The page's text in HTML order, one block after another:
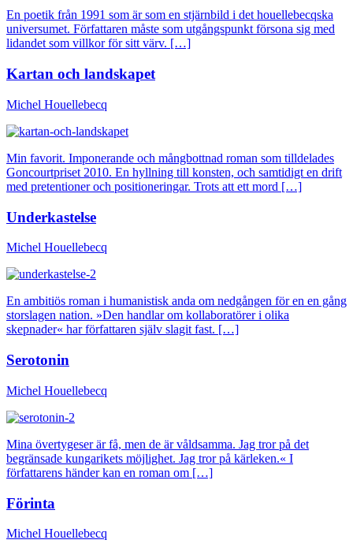
En poetik från 1991 som är som en stjärnbild i det houellebecqska
universumet. Författaren måste som utgångspunkt försona sig med
lidandet som villkor för sitt värv. […]
Kartan och landskapet
Michel Houellebecq
Min favorit. Imponerande och mångbottnad roman som tilldelades
Goncourtpriset 2010. En hyllning till konsten, och samtidigt en drift
med pretentioner och positioneringar. Trots att ett mord […]
Underkastelse
Michel Houellebecq
En ambitiös roman i humanistisk anda om nedgången för en en gång
storslagen nation. »Den handlar om kollaboratörer i olika
skepnader« har författaren själv slagit fast. […]
Serotonin
Michel Houellebecq
Mina övertygeser är få, men de är våldsamma. Jag tror på det
begränsade kungarikets möjlighet. Jag tror på kärleken.« I
författarens händer kan en roman om […]
Förinta
Michel Houellebecq